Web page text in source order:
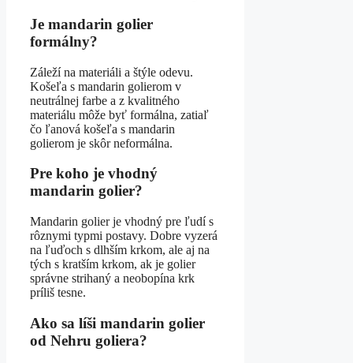
Je mandarin golier
formálny?
Záleží na materiáli a štýle odevu.
Košeľa s mandarin golierom v
neutrálnej farbe a z kvalitného
materiálu môže byť formálna, zatiaľ
čo ľanová košeľa s mandarin
golierom je skôr neformálna.
Pre koho je vhodný
mandarin golier?
Mandarin golier je vhodný pre ľudí s
rôznymi typmi postavy. Dobre vyzerá
na ľuďoch s dlhším krkom, ale aj na
tých s kratším krkom, ak je golier
správne strihaný a neobopína krk
príliš tesne.
Ako sa líši mandarin golier
od Nehru goliera?